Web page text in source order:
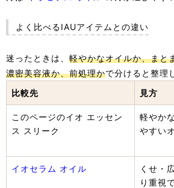
よく比べるIAUアイテムとの違い
迷ったときは、 軽やかなオイルか、まと
濃密美容液か、前処理かで分けると整理
比較先
見方
このページのイオ エッセン
ス スリーク
軽やか
やすい
イオセラム オイル
くせ・
り重視